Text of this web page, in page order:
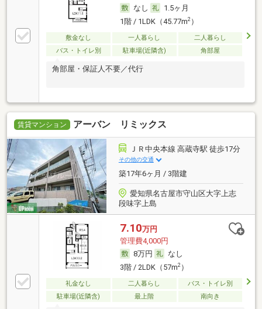
なし
1.5ヶ月
1階 / 1LDK（45.77m2）
敷金なし 一人暮らし
二人暮らし
バス・トイレ別
駐車場(近隣含) 角部屋
角部屋・保証人不要／代行
賃貸マンション アーバン リミックス
ＪＲ中央本線 高蔵寺駅 徒歩17分
その他の交通
築17年6ヶ月 / 3階建
愛知県名古屋市守山区大字上志
段味字上島
7.10万円
管理費4,000円
8万円
なし
3階 / 2LDK（57m2）
礼金なし 二人暮らし
バス・トイレ別
駐車場(近隣含)
最上階 南向き